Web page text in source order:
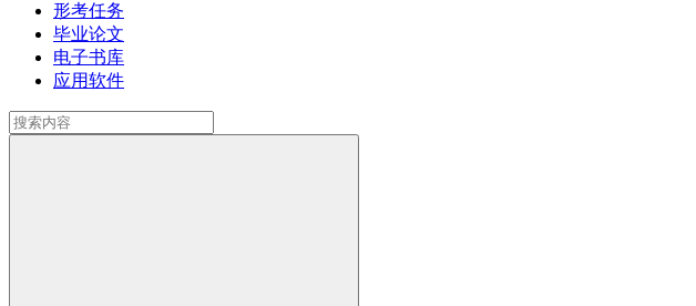
形考任务
毕业论文
电子书库
应用软件